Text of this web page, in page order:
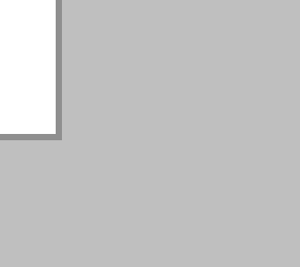
als 30 % nachwachsende